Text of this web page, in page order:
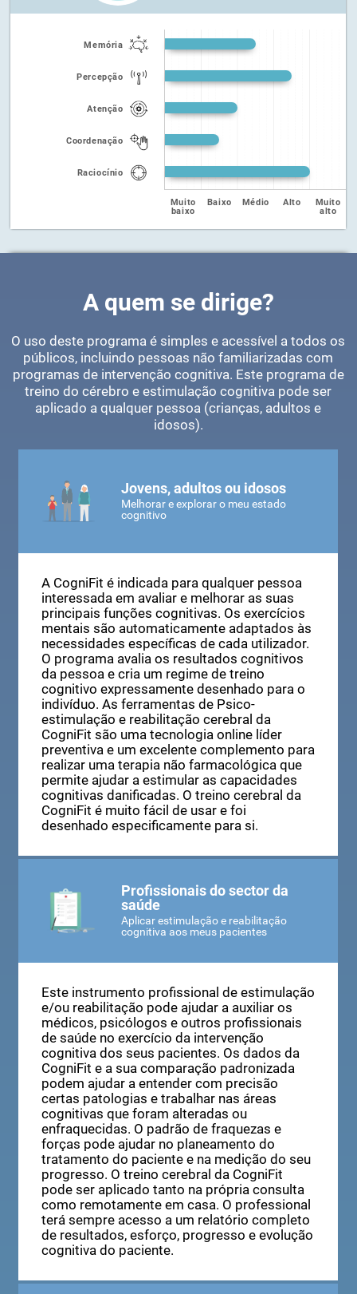
A quem se dirige?
O uso deste programa é simples e acessível a todos os
públicos, incluindo pessoas não familiarizadas com
programas de intervenção cognitiva. Este programa de
treino do cérebro e estimulação cognitiva pode ser
aplicado a qualquer pessoa (crianças, adultos e
idosos).
Jovens, adultos ou idosos
A CogniFit é indicada para qualquer pessoa
interessada em avaliar e melhorar as suas
principais funções cognitivas. Os exercícios
mentais são automaticamente adaptados às
necessidades específicas de cada utilizador.
O programa avalia os resultados cognitivos
da pessoa e cria um regime de treino
cognitivo expressamente desenhado para o
indivíduo. As ferramentas de Psico-
estimulação e reabilitação cerebral da
CogniFit são uma tecnologia online líder
preventiva e um excelente complemento para
realizar uma terapia não farmacológica que
permite ajudar a estimular as capacidades
cognitivas danificadas. O treino cerebral da
CogniFit é muito fácil de usar e foi
Profissionais do sector da
saúde
Este instrumento profissional de estimulação
e/ou reabilitação pode ajudar a auxiliar os
médicos, psicólogos e outros profissionais
de saúde no exercício da intervenção
cognitiva dos seus pacientes. Os dados da
CogniFit e a sua comparação padronizada
podem ajudar a entender com precisão
certas patologias e trabalhar nas áreas
cognitivas que foram alteradas ou
enfraquecidas. O padrão de fraquezas e
forças pode ajudar no planeamento do
tratamento do paciente e na medição do seu
progresso. O treino cerebral da CogniFit
pode ser aplicado tanto na própria consulta
como remotamente em casa. O professional
terá sempre acesso a um relatório completo
de resultados, esforço, progresso e evolução